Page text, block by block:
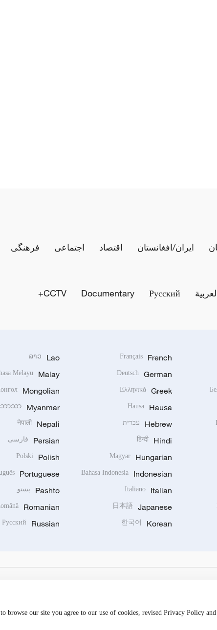
ایران/افغانستان اقتصاد اجتماعی فرهنگی
Русский
Documentary
CCTV+
French
Français
German
Deutsch
Greek
Ελληνικά
Hausa
Hausa
Hebrew עברית
Hindi
हिन्दी
Hungarian
Magyar
Indonesian
Bahasa Indonesia
Italian
Italiano
Japanese
日本語
Korean
한국어
Lao
ລາວ
Malay
Melayu
Mongolian
Myanmar
ဘာသာ
Nepali
नेपाली
Persian فارسی
Polish
Polski
Portuguese
Pashto پښتو
Romanian
Russian
Русский
browse our site you agree to our use of cookies, revised Privacy Policy